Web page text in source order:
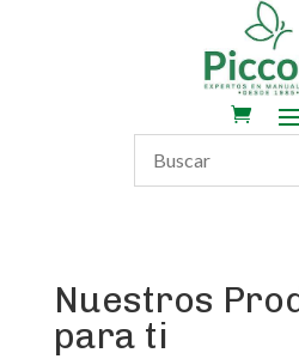
Nuestros
para ti